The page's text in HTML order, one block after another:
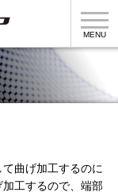
MENU
製造部門
採用情報
曲げ加工するのに
工するので、端部